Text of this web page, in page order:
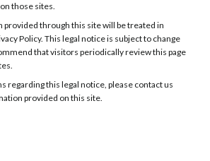
those sites.
through this site will be treated in
Policy. This legal notice is subject to change
that visitors periodically review this page
regarding this legal notice, please contact us
provided on this site.